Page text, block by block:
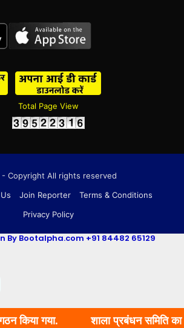
Total Page View
- Copyright All rights reserved
Join Reporter
Terms & Conditions
Privacy Policy
By Bootalpha.com +91 84482 65129
शाला प्रबंधन समिति का गठन